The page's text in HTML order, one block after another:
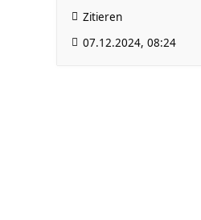
Zitieren
07.12.2024, 08:24